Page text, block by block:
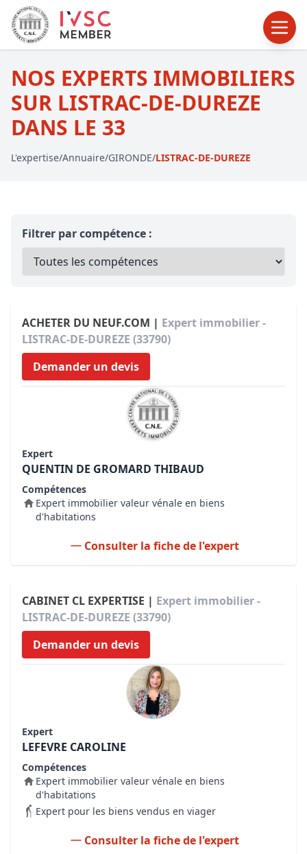
NOS EXPERTS IMMOBILIERS
SUR LISTRAC-DE-DUREZE
DANS LE 33
L'expertise/Annuaire/GIRONDE/LISTRAC-DE-DUREZE
Filtrer par compétence :
ACHETER DU NEUF.COM | Expert immobilier -
LISTRAC-DE-DUREZE (33790)
Demander un devis
Expert
QUENTIN DE GROMARD THIBAUD
Compétences
Expert immobilier valeur vénale en biens
d'habitations
Consulter la fiche de l'expert
CABINET CL EXPERTISE | Expert immobilier -
LISTRAC-DE-DUREZE (33790)
Demander un devis
Expert
LEFEVRE CAROLINE
Compétences
Expert immobilier valeur vénale en biens
d'habitations
Expert pour les biens vendus en viager
Consulter la fiche de l'expert